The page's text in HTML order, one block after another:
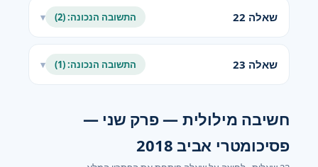
שאלה 22 התשובה הנכונה: (2) ▾
שאלה 23 התשובה הנכונה: (1) ▾
חשיבה מילולית — פרק שני —
פסיכומטרי אביב 2018